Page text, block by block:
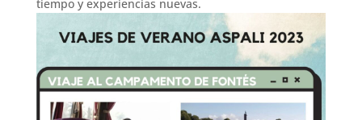
tiempo y experiencias nuevas.